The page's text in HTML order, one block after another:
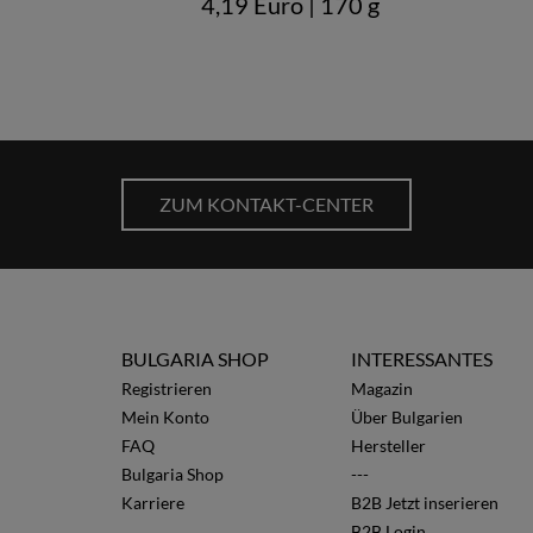
ZUM KONTAKT-CENTER
BULGARIA SHOP
Registrieren
Mein Konto
FAQ
Bulgaria Shop
Karriere
INTERESSANTES
Magazin
Über Bulgarien
Hersteller
---
B2B Jetzt inserieren